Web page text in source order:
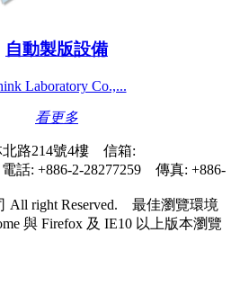
自動製版設備
Laboratory Co.,...
看更多
北路214號4樓 信箱:
話: +886-2-28277259 傳真: +886-
All right Reserved. 最佳瀏覽環境
與 Firefox 及 IE10 以上版本瀏覽